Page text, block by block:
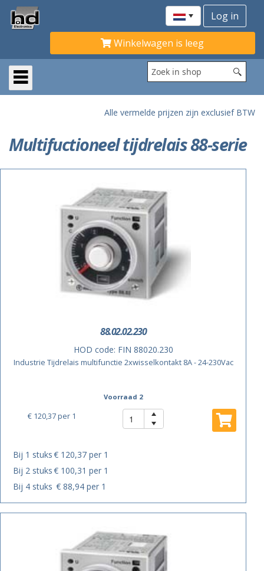
Winkelwagen is leeg
Alle vermelde prijzen zijn exclusief BTW
Multifuctioneel tijdrelais 88-serie
88.02.02.230
HOD code: FIN 88020.230
Industrie Tijdrelais multifunctie 2xwisselkontakt 8A - 24-230Vac
Voorraad 2
€ 120,37per 1
Bij 1 stuks€ 120,37 per 1
Bij 2 stuks€ 100,31 per 1
Bij 4 stuks € 88,94 per 1